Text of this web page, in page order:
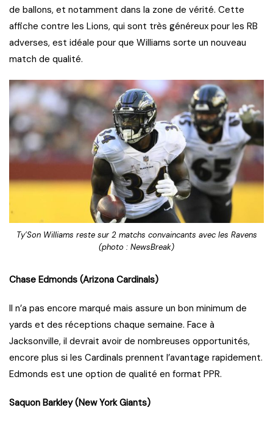
de ballons, et notamment dans la zone de vérité. Cette
affiche contre les Lions, qui sont très généreux pour les RB
adverses, est idéale pour que Williams sorte un nouveau
match de qualité.
Ty’Son Williams reste sur 2 matchs convaincants avec les Ravens
(photo : NewsBreak)
Chase Edmonds (Arizona Cardinals)
Il n’a pas encore marqué mais assure un bon minimum de
yards et des réceptions chaque semaine. Face à
Jacksonville, il devrait avoir de nombreuses opportunités,
encore plus si les Cardinals prennent l’avantage rapidement.
Edmonds est une option de qualité en format PPR.
Saquon Barkley (New York Giants)